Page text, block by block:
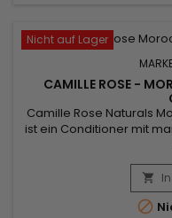
Nicht auf Lager
CAMILLE ROSE -
Camille Rose Naturals
ist ein Conditioner mit
und Vitaminen, der Ihr
Nährstoffen
macht das Haar
seidigen Glanz.&nbsp;

